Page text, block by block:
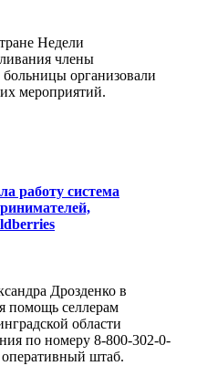
Недели
члены
организовали
мероприятий.
работу система
Дрозденко в
помощь селлерам
области
по номеру 8-800-302-0-
оперативный штаб.